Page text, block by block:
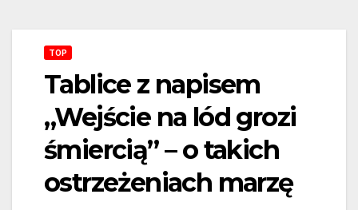
TOP
Tablice z napisem
„Wejście na lód grozi
śmiercią” – o takich
ostrzeżeniach marzę